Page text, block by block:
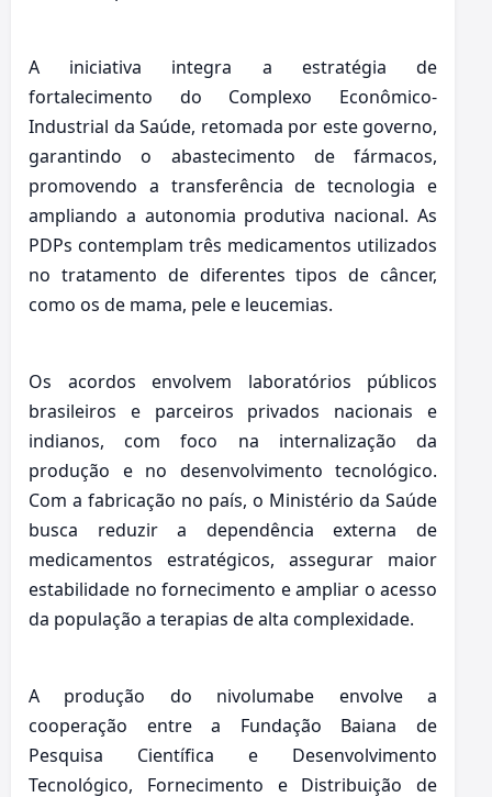
A iniciativa integra a estratégia de
fortalecimento do Complexo Econômico-
Industrial da Saúde, retomada por este governo,
garantindo o abastecimento de fármacos,
promovendo a transferência de tecnologia e
ampliando a autonomia produtiva nacional. As
PDPs contemplam três medicamentos utilizados
no tratamento de diferentes tipos de câncer,
como os de mama, pele e leucemias.
Os acordos envolvem laboratórios públicos
brasileiros e parceiros privados nacionais e
indianos, com foco na internalização da
produção e no desenvolvimento tecnológico.
Com a fabricação no país, o Ministério da Saúde
busca reduzir a dependência externa de
medicamentos estratégicos, assegurar maior
estabilidade no fornecimento e ampliar o acesso
da população a terapias de alta complexidade.
A produção do nivolumabe envolve a
cooperação entre a Fundação Baiana de
Pesquisa Científica e Desenvolvimento
Tecnológico, Fornecimento e Distribuição de